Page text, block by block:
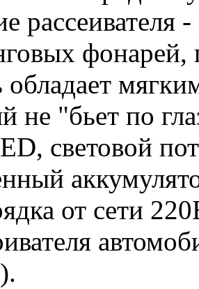
рассеивателя
фонарей,
обладает
не "бьет по
световой
от сети